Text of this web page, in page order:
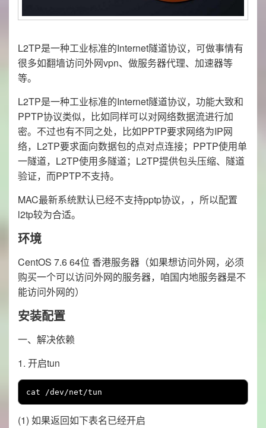
L2TP是一种工业标准的Internet隧道协议，可做事情有
很多如翻墙访问外网vpn、做服务器代理、加速器等
等。
L2TP是一种工业标准的Internet隧道协议，功能大致和
PPTP协议类似，比如同样可以对网络数据流进行加
密。不过也有不同之处，比如PPTP要求网络为IP网
络，L2TP要求面向数据包的点对点连接；PPTP使用单
一隧道，L2TP使用多隧道；L2TP提供包头压缩、隧道
验证，而PPTP不支持。
MAC最新系统默认已经不支持pptp协议，，所以配置
l2tp较为合适。
环境
CentOS 7.6 64位 香港服务器（如果想访问外网，必须
购买一个可以访问外网的服务器，咱国内地服务器是不
能访问外网的）
安装配置
一、解决依赖
1. 开启tun
cat /dev/net/tun
(1) 如果返回如下表名已经开启